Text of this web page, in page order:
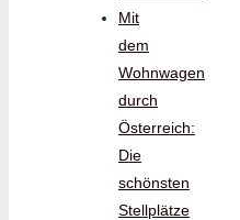
Mit
dem
Wohnwagen
durch
Österreich:
Die
schönsten
Stellplätze